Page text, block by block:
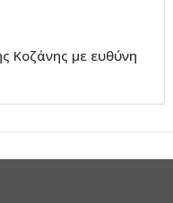
Κοζάνης με ευθύνη